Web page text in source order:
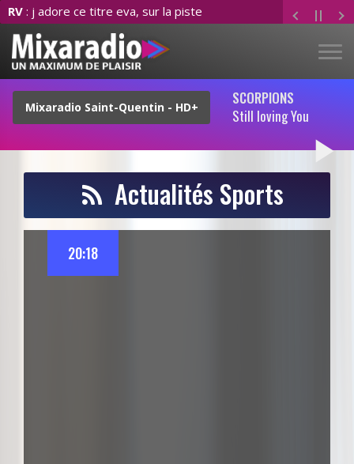
RV : j adore ce titre eva, sur la piste
SCORPIONS
Still loving You
play_arrow
Actualités Sports
20:18